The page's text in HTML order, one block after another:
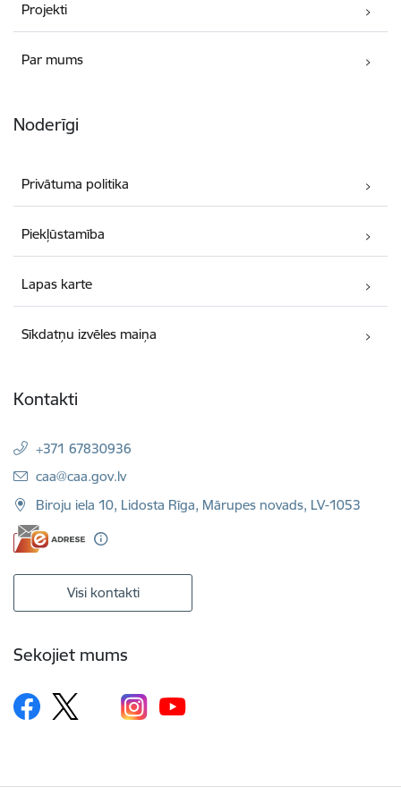
Projekti
Par mums
Noderīgi
Privātuma politika
Piekļūstamība
Lapas karte
Sīkdatņu izvēles maiņa
Kontakti
+371 67830936
E-pasts:
caa@caa.gov.lv
Biroju iela 10, Lidosta Rīga, Mārupes novads, LV-1053
Visi kontakti
Sekojiet mums